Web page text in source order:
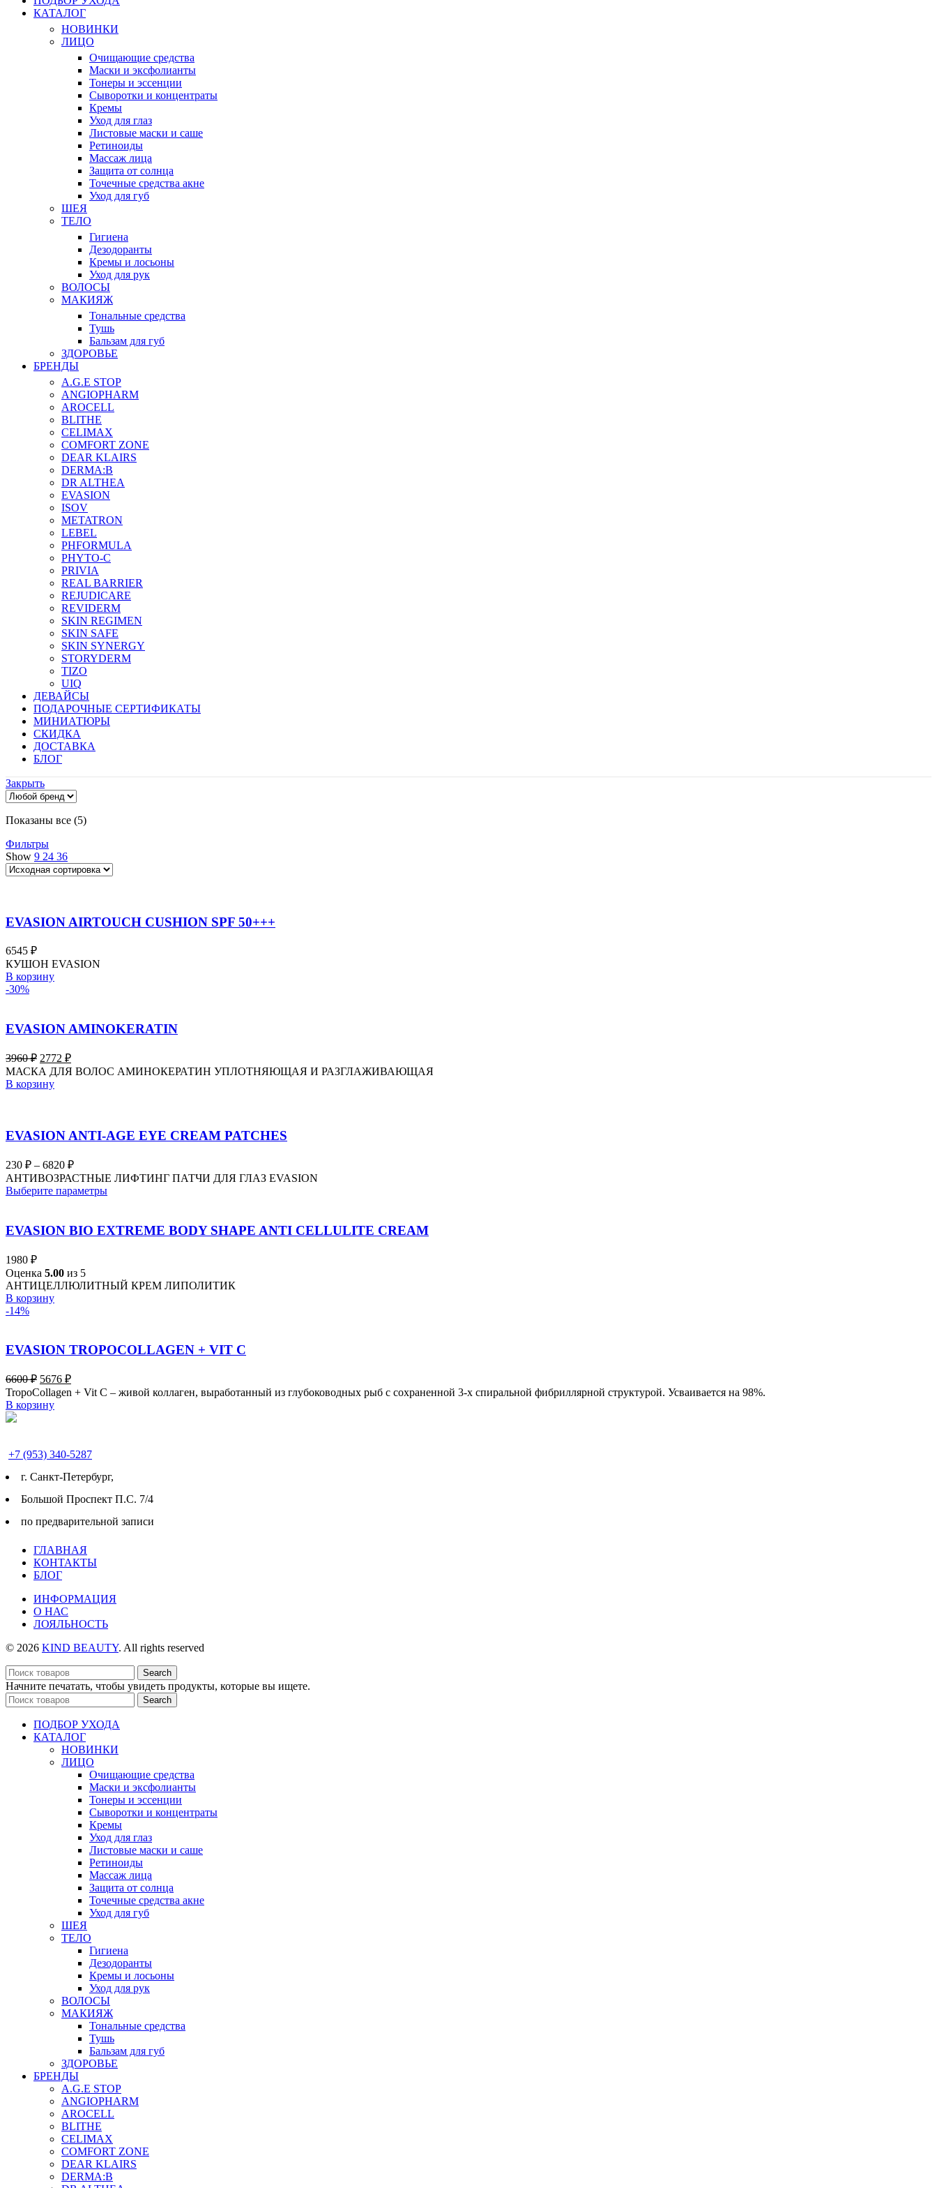
КАТАЛОГ
НОВИНКИ
ЛИЦО
Очищающие средства
Маски и эксфолианты
Тонеры и эссенции
Сыворотки и концентраты
Кремы
Уход для глаз
Листовые маски и саше
Ретиноиды
Массаж лица
Защита от солнца
Точечные средства акне
Уход для губ
ШЕЯ
ТЕЛО
Гигиена
Дезодоранты
Кремы и лосьоны
Уход для рук
ВОЛОСЫ
МАКИЯЖ
Тональные средства
Тушь
Бальзам для губ
ЗДОРОВЬЕ
БРЕНДЫ
A.G.E STOP
ANGIOPHARM
AROCELL
BLITHE
CELIMAX
COMFORT ZONE
DEAR KLAIRS
DERMA:B
DR ALTHEA
EVASION
ISOV
METATRON
LEBEL
PHFORMULA
PHYTO-C
PRIVIA
REAL BARRIER
REJUDICARE
REVIDERM
SKIN REGIMEN
SKIN SAFE
SKIN SYNERGY
STORYDERM
TIZO
UIQ
ДЕВАЙСЫ
ПОДАРОЧНЫЕ СЕРТИФИКАТЫ
МИНИАТЮРЫ
СКИДКА
ДОСТАВКА
БЛОГ
Закрыть
Показаны все (5)
Фильтры
Show 9 24 36
EVASION AIRTOUCH CUSHION SPF 50+++
6545 ₽
КУШОН EVASION
В корзину
-30%
EVASION AMINOKERATIN
3960₽ Первоначальная
цена
составляла
2772 ₽Текущая
цена:
МАСКА ДЛЯ ВОЛОС АМИНОКЕРАТИН УПЛОТНЯЮЩАЯ И РАЗГЛАЖИВАЮЩАЯ
В корзину
EVASION ANTI-AGE EYE CREAM PATCHES
230 ₽ – 6820 ₽Диапазон
цен:
230 ₽
АНТИВОЗРАСТНЫЕ ЛИФТИНГ ПАТЧИ ДЛЯ ГЛАЗ EVASION
Выберите параметрыЭтот
несколько
вариаций.
выбрать
на
EVASION BIO EXTREME BODY SHAPE ANTI CELLULITE CREAM
1980 ₽
Оценка 5.00 из 5
АНТИЦЕЛЛЮЛИТНЫЙ КРЕМ ЛИПОЛИТИК
В корзину
-14%
EVASION TROPOCOLLAGEN + VIT C
6600₽ Первоначальная
цена
составляла
5676 ₽Текущая
цена:
TropoCollagen + Vit C – живой коллаген, выработанный из глубоководных рыб с сохраненной 3-х спиральной фибриллярной структурой. Усваивается на 98%.
В корзину
+7 (953) 340-5287
г. Cанкт-Петербург,
Большой Проспект П.С. 7/4
по предварительной записи
ГЛАВНАЯ
КОНТАКТЫ
БЛОГ
ИНФОРМАЦИЯ
О НАС
ЛОЯЛЬНОСТЬ
© 2026 KIND BEAUTY. All rights reserved
Search
Начните печатать, чтобы увидеть продукты, которые вы ищете.
Search
ПОДБОР УХОДА
КАТАЛОГ
НОВИНКИ
ЛИЦО
Очищающие средства
Маски и эксфолианты
Тонеры и эссенции
Сыворотки и концентраты
Кремы
Уход для глаз
Листовые маски и саше
Ретиноиды
Массаж лица
Защита от солнца
Точечные средства акне
Уход для губ
ШЕЯ
ТЕЛО
Гигиена
Дезодоранты
Кремы и лосьоны
Уход для рук
ВОЛОСЫ
МАКИЯЖ
Тональные средства
Тушь
Бальзам для губ
ЗДОРОВЬЕ
БРЕНДЫ
A.G.E STOP
ANGIOPHARM
AROCELL
BLITHE
CELIMAX
COMFORT ZONE
DEAR KLAIRS
DERMA:B